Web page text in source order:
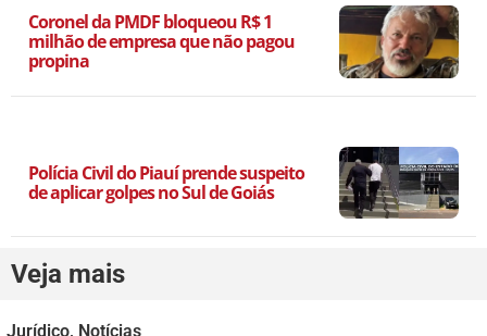
Coronel da PMDF bloqueou R$ 1
milhão de empresa que não pagou
propina
Polícia Civil do Piauí prende suspeito
de aplicar golpes no Sul de Goiás
Veja mais
Jurídico, Notícias